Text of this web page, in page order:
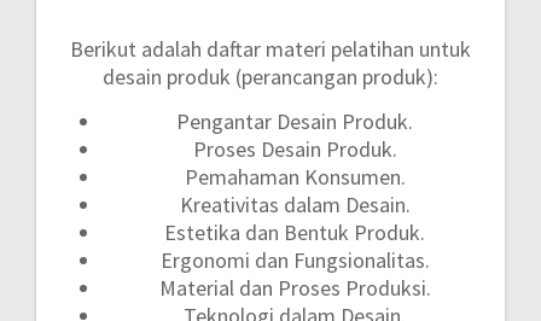
Berikut adalah daftar materi pelatihan untuk
desain produk (perancangan produk):
Pengantar Desain Produk.
Proses Desain Produk.
Pemahaman Konsumen.
Kreativitas dalam Desain.
Estetika dan Bentuk Produk.
Ergonomi dan Fungsionalitas.
Material dan Proses Produksi.